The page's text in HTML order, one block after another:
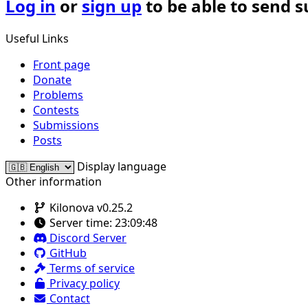
Log in or sign upto be able to send
Useful Links
Front page
Donate
Problems
Contests
Submissions
Posts
Display language
Other information
Kilonova v0.25.2
Server time: 23:09:48
Discord Server
GitHub
Terms of service
Privacy policy
Contact